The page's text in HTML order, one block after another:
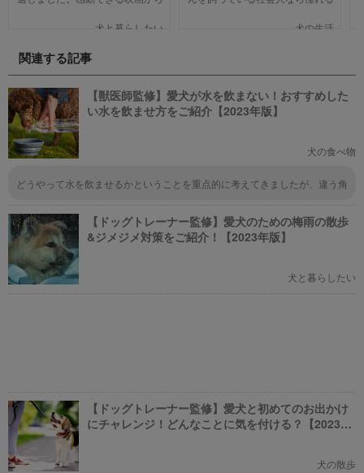
で、犬の名作映画を邦画7本,洋画7
ぞれの映画の魅力やあらすじを短
い文章で簡潔に紹介しています。
映画選びの参考にしていただけれ
ばと思います。
犬と暮らしたい
そんな夢のような取り組みを富士
新たに設立された【ドッグオフィ
ス】を取材してきました！
犬の生活
関連する記事
【獣医師監修】愛犬が水を飲まない！おすすめした
い水を飲ませ方をご紹介【2023年版】
犬の食べ物
どうやって水を飲ませるかということを重点的に考えてきましたが、違う角
取をさせるやり方、これは盲点だったので、オォって感じで目からうろこが
落ちました。
【ドッグトレーナー監修】愛犬のための梅雨の散歩
&ジメジメ対策をご紹介！【2023年版】
犬と暮らしたい
【ドッグトレーナー監修】愛犬と初めてのお出かけ
にチャレンジ！どんなことに気を付ける？【2023年
犬の散歩